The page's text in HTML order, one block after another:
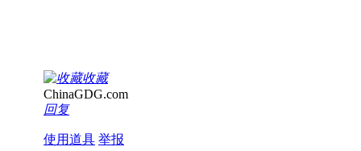
收藏
ChinaGDG.com
回复
使用道具 举报